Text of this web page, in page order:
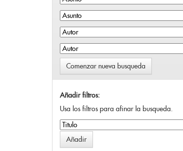
Comenzar nueva busqueda
Añadir filtros:
Usa los filtros para afinar la busqueda.